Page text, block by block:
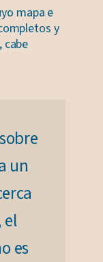
mapa e
y
cabe
un
el
es